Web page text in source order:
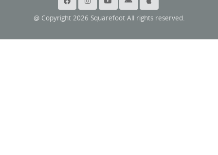
@ Copyright 2026 Squarefoot All rights reserved.